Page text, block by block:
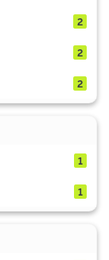
2
2
2
1
1